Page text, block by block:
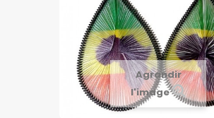
Agrandir
l'image